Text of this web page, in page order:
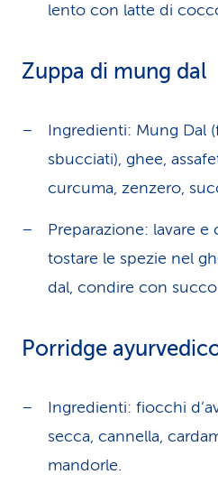
lento con latte di
Zuppa di mung dal
Ingredienti: Mung Dal
sbucciati), ghee,
curcuma, zenzero,
Preparazione: lavare
tostare le spezie nel
dal, condire con
Porridge
Ingredienti: fiocchi
secca, cannella,
mandorle.